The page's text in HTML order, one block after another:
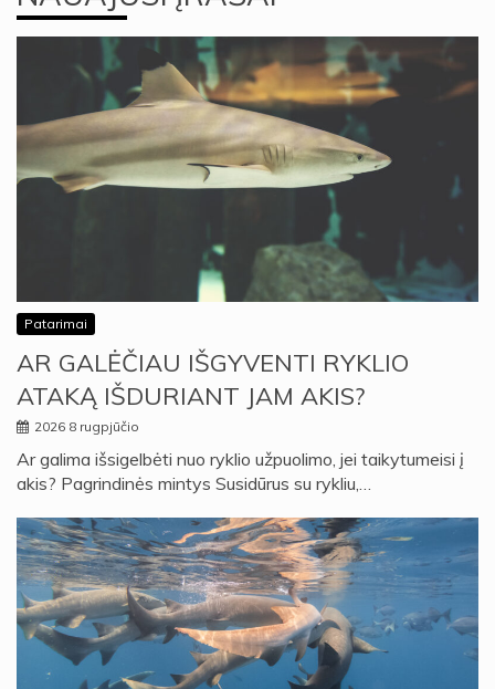
Patarimai
AR GALĖČIAU IŠGYVENTI RYKLIO
ATAKĄ IŠDURIANT JAM AKIS?
2026 8 rugpjūčio
Ar galima išsigelbėti nuo ryklio užpuolimo, jei taikytumeisi į
akis? Pagrindinės mintys Susidūrus su rykliu,…